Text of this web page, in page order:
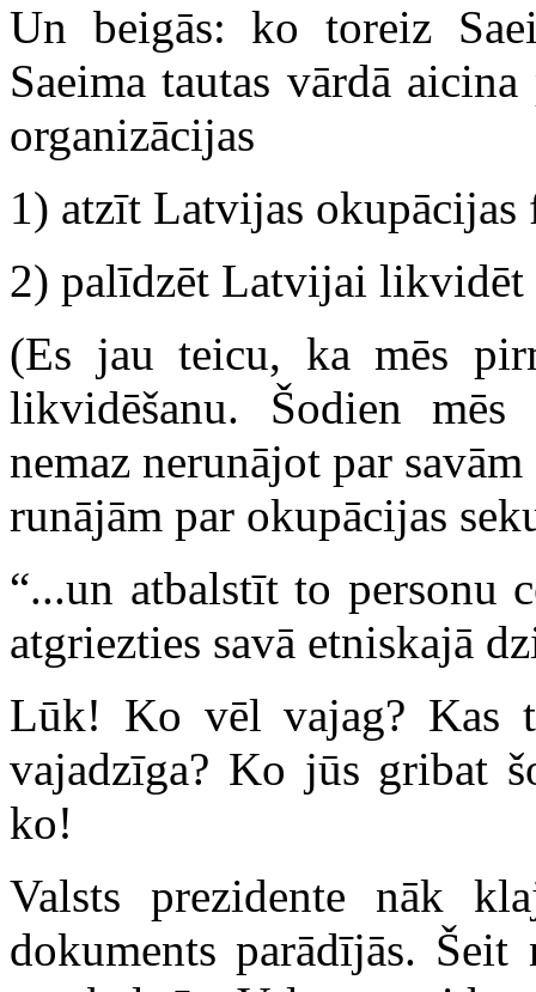
Un beigās: ko toreiz
Saeima tautas vārdā
organizācijas
1) atzīt Latvijas okupācijas
2) palīdzēt Latvijai likvidēt
(Es jau teicu, ka mēs
likvidēšanu. Šodien
nemaz nerunājot par
runājām par okupācijas
“...un atbalstīt to personu
atgriezties savā etniskajā
Lūk! Ko vēl vajag? Kas
vajadzīga? Ko jūs gribat
ko!
Valsts prezidente nāk
dokuments parādījās.